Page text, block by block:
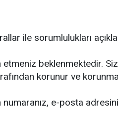
ile sorumlulukları
beklenmektedir.
korunur ve
numaranız, e-posta